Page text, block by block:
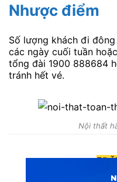
Nhược điểm
Số lượng khách đi
các ngày cuối tuần
tổng đài 1900 888684
tránh hết vé.
Nội thất